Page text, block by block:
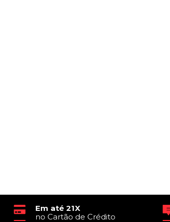
Em até 21X
no Cartão de Crédito